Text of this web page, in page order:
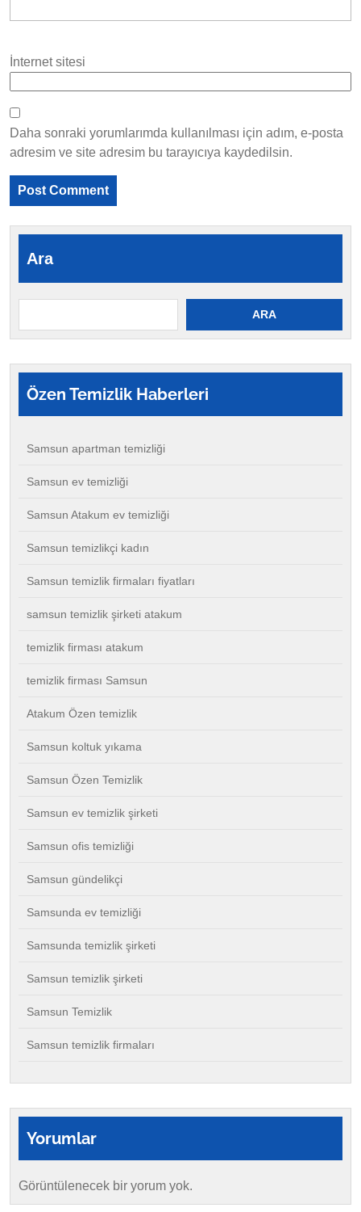
İnternet sitesi
Daha sonraki yorumlarımda kullanılması için adım, e-posta
adresim ve site adresim bu tarayıcıya kaydedilsin.
Ara
ARA
Özen Temizlik Haberleri
Samsun apartman temizliği
Samsun ev temizliği
Samsun Atakum ev temizliği
Samsun temizlikçi kadın
Samsun temizlik firmaları fiyatları
samsun temizlik şirketi atakum
temizlik firması atakum
temizlik firması Samsun
Atakum Özen temizlik
Samsun koltuk yıkama
Samsun Özen Temizlik
Samsun ev temizlik şirketi
Samsun ofis temizliği
Samsun gündelikçi
Samsunda ev temizliği
Samsunda temizlik şirketi
Samsun temizlik şirketi
Samsun Temizlik
Samsun temizlik firmaları
Yorumlar
Görüntülenecek bir yorum yok.